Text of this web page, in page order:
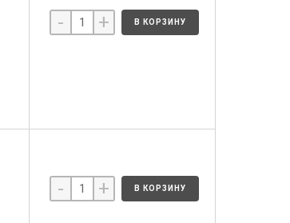
- + В КОРЗИНУ
- + В КОРЗИНУ